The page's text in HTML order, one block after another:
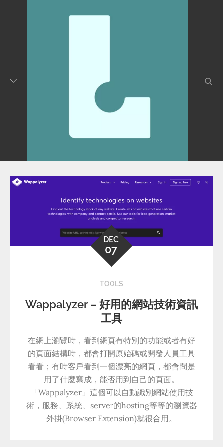
DEC
07
TOOLS
Wappalyzer – 好用的網站技術資訊
工具
在網上瀏覽時，看到網頁有特別的功能或者有好
的頁面結構時，都會打開原始碼或開發人員工具
看看；有時客戶看到一個漂亮的網頁，都會問是
用了什麼寫成，能否用到自己的頁面。
「Wappalyzer」這個可以自動識別網站使用技
術，服務、系統、server的hosting等等的瀏覽器
外掛(Browser Extension)就很合用。